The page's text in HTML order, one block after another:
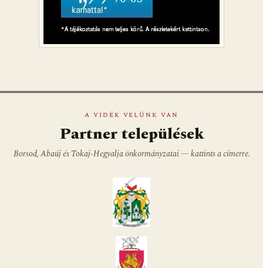
A VIDÉK VELÜNK VAN
Partner települések
Borsod, Abaúj és Tokaj-Hegyalja önkormányzatai — kattints a címerre.